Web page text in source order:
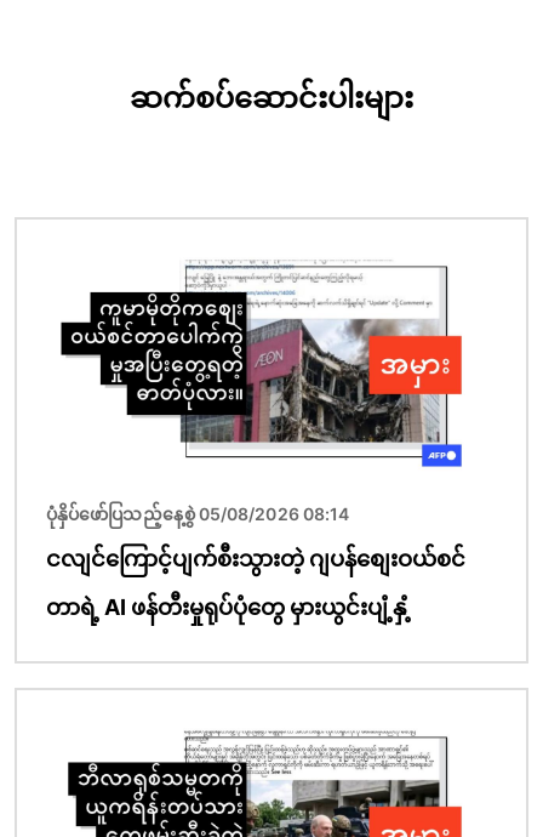
ဆက်စပ်ဆောင်းပါးများ
ပုံနှိပ်ဖော်ပြသည့်နေ့စွဲ 05/08/2026 08:14
ငလျင်ကြောင့်ပျက်စီးသွားတဲ့ ဂျပန်စျေးဝယ်စင်
တာရဲ့ AI ဖန်တီးမှုရုပ်ပုံတွေ မှားယွင်းပျံ့နှံ့